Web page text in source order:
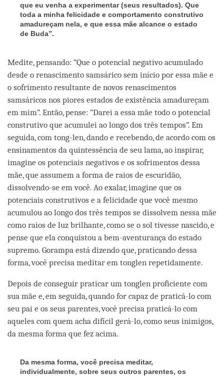
que eu venha a experimentar (seus resultados). Que
toda a minha felicidade e comportamento construtivo
amadureçam nela, e que essa mãe alcance o estado
de Buda”.
Medite, pensando: “Que o potencial negativo acumulado
desde o renascimento samsárico sem início por essa mãe e
o sofrimento resultante de novos renascimentos
samsáricos nos piores estados de existência amadureçam
em mim”. Então, pense: “Darei a essa mãe todo o potencial
construtivo que acumulei ao longo dos três tempos”. Em
seguida, com tong-len, dando e recebendo, de acordo com os
ensinamentos da quintessência de seu lama, ao inspirar,
imagine os potenciais negativos e os sofrimentos dessa
mãe, que assumem a forma de raios de escuridão,
dissolvendo-se em você. Ao exalar, imagine que os
potenciais construtivos e a felicidade que você mesmo
acumulou ao longo dos três tempos se dissolvem nessa mãe
como raios de luz brilhante, como se o sol tivesse nascido, e
pense que ela conquistou a bem-aventurança do estado
supremo. Gorampa está dizendo que, praticando dessa
forma, você precisa meditar em tonglen repetidamente.
Depois de conseguir praticar um tonglen proficiente com
sua mãe e, em seguida, quando for capaz de praticá-lo com
seu pai e os seus parentes, você precisa praticá-lo com
aqueles com quem acha difícil gerá-lo, como seus inimigos,
da mesma forma que fez acima.
Da mesma forma, você precisa meditar,
individualmente, sobre seus outros parentes, os